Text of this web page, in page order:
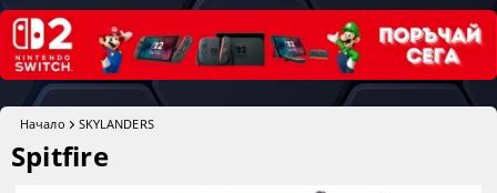
Начало SKYLANDERS
Spitfire